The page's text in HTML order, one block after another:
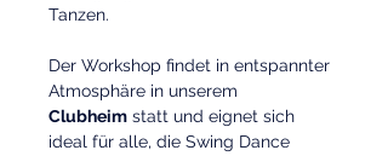
Tanzen.
Der Workshop findet in entspannter
Atmosphäre in unserem
Clubheim statt und eignet sich
ideal für alle, die Swing Dance